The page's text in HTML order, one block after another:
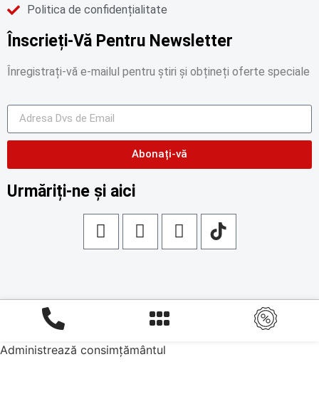
Politica de confidențialitate
Înscrieți-Vă Pentru Newsletter
Înregistrați-vă e-mailul pentru știri și obțineți oferte speciale
Abonați-vă
Urmăriți-ne și aici
Administrează consimțământul